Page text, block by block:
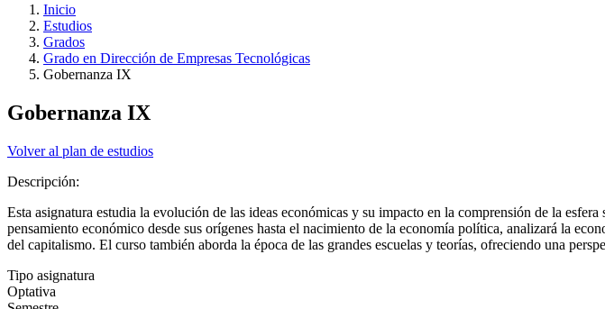
Inicio
Estudios
Grados
Grado en Dirección de Empresas Tecnológicas
Gobernanza IX
Gobernanza IX
Volver al plan de estudios
Descripción:
Esta asignatura estudia la evolución de las ideas económicas y su impacto en la comprensión de la
pensamiento económico desde sus orígenes hasta el nacimiento de la economía política, analizará la
del capitalismo. El curso también aborda la época de las grandes escuelas y teorías, ofreciendo una
Tipo asignatura
Optativa